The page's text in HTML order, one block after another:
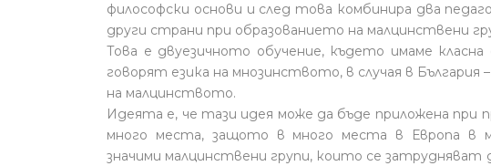
философски основи и след това комбинира два
други страни при образованието на малцинствени
Това е двуезичното обучение, където имаме
говорят езика на мнозинството, в случая в България
на малцинството.
Идеята е, че тази идея може да бъде приложена при
много места, защото в много места в Европа в
значими малцинствени групи, които се